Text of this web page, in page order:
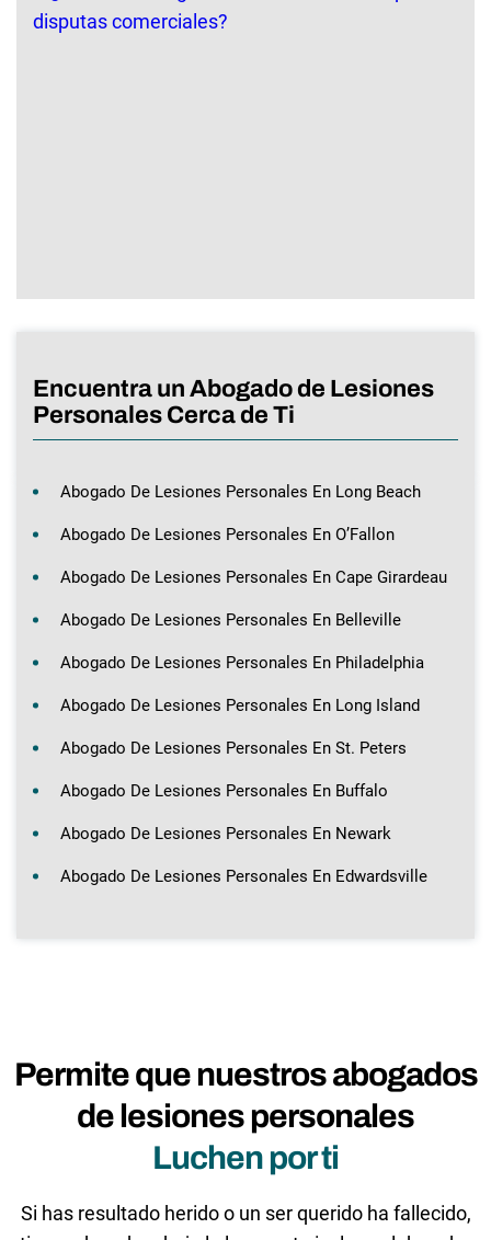
Encuentra un Abogado de Lesiones
Personales Cerca de Ti
Abogado De Lesiones Personales En Long Beach
Abogado De Lesiones Personales En O’Fallon
Abogado De Lesiones Personales En Cape Girardeau
Abogado De Lesiones Personales En Belleville
Abogado De Lesiones Personales En Philadelphia
Abogado De Lesiones Personales En Long Island
Abogado De Lesiones Personales En St. Peters
Abogado De Lesiones Personales En Buffalo
Abogado De Lesiones Personales En Newark
Abogado De Lesiones Personales En Edwardsville
Permite que nuestros abogados
de lesiones personales
Luchen por ti
Si has resultado herido o un ser querido ha fallecido,